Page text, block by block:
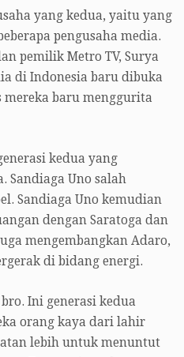
yang kedua, yaitu yang
pengusaha media.
pemilik Metro TV, Surya
di Indonesia baru dibuka
baru menggurita
kedua yang
Sandiaga Uno salah
Sandiaga Uno kemudian
dengan Saratoga dan
mengembangkan Adaro,
di bidang energi.
Ini generasi kedua
orang kaya dari lahir
lebih untuk menuntut